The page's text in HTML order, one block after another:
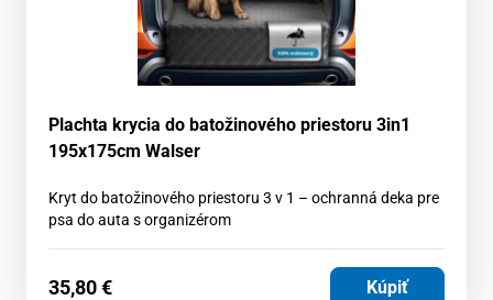
Plachta krycia do batožinového priestoru 3in1
195x175cm Walser
Kryt do batožinového priestoru 3 v 1 – ochranná deka pre
psa do auta s organizérom
35,80€ Kúpiť